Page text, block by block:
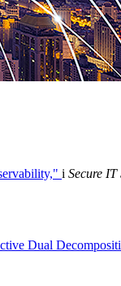
i Secure IT
Dual